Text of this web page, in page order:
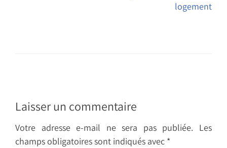
logement
Laisser un commentaire
Votre adresse e-mail ne sera pas publiée.
Les
champs obligatoires sont indiqués avec *